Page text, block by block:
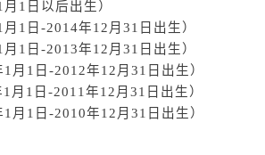
月1日以后出生）
1日-2014年12月31日出生）
月1日-2013年12月31日出生）
月1日-2012年12月31日出生）
月1日-2011年12月31日出生）
月1日-2010年12月31日出生）